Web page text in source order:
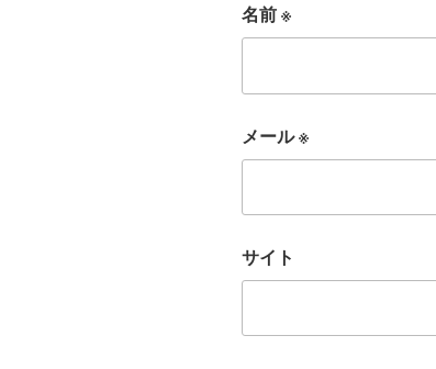
名前※
メール※
サイト